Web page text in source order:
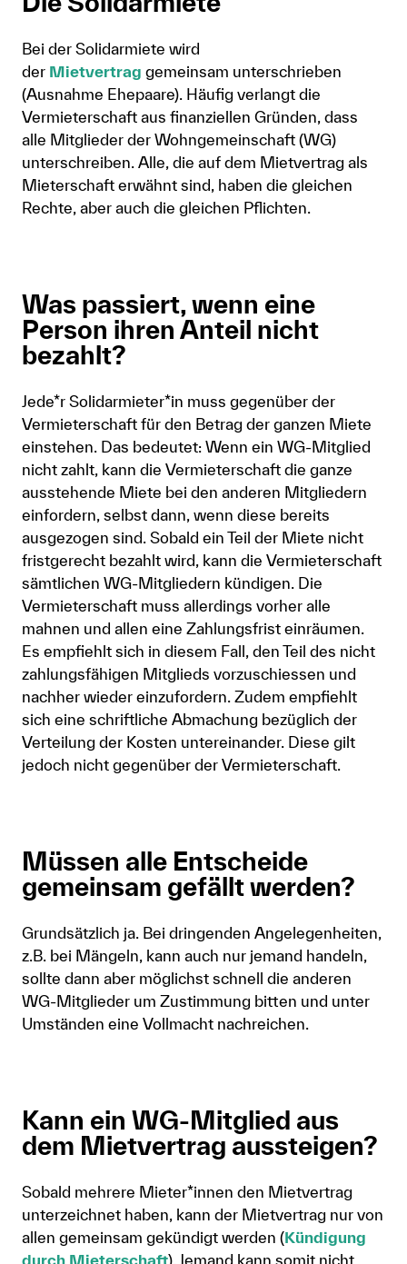
Bei der Solidarmiete wird
der Mietvertrag gemeinsam unterschrieben
(Ausnahme Ehepaare). Häufig verlangt die
Vermieterschaft aus finanziellen Gründen, dass
alle Mitglieder der Wohngemeinschaft (WG)
unterschreiben. Alle, die auf dem Mietvertrag als
Mieterschaft erwähnt sind, haben die gleichen
Rechte, aber auch die gleichen Pflichten.
Was passiert, wenn eine
Person ihren Anteil nicht
bezahlt?
Jede*r Solidarmieter*in muss gegenüber der
Vermieterschaft für den Betrag der ganzen Miete
einstehen. Das bedeutet: Wenn ein WG-Mitglied
nicht zahlt, kann die Vermieterschaft die ganze
ausstehende Miete bei den anderen Mitgliedern
einfordern, selbst dann, wenn diese bereits
ausgezogen sind. Sobald ein Teil der Miete nicht
fristgerecht bezahlt wird, kann die Vermieterschaft
sämtlichen WG-Mitgliedern kündigen. Die
Vermieterschaft muss allerdings vorher alle
mahnen und allen eine Zahlungsfrist einräumen.
Es empfiehlt sich in diesem Fall, den Teil des nicht
zahlungsfähigen Mitglieds vorzuschiessen und
nachher wieder einzufordern. Zudem empfiehlt
sich eine schriftliche Abmachung bezüglich der
Verteilung der Kosten untereinander. Diese gilt
jedoch nicht gegenüber der Vermieterschaft.
Müssen alle Entscheide
gemeinsam gefällt werden?
Grundsätzlich ja. Bei dringenden Angelegenheiten,
z.B. bei Mängeln, kann auch nur jemand handeln,
sollte dann aber möglichst schnell die anderen
WG-Mitglieder um Zustimmung bitten und unter
Umständen eine Vollmacht nachreichen.
Kann ein WG-Mitglied aus
dem Mietvertrag aussteigen?
Sobald mehrere Mieter*innen den Mietvertrag
unterzeichnet haben, kann der Mietvertrag nur von
allen gemeinsam gekündigt werden (Kündigung
durch Mieterschaft). Jemand kann somit nicht